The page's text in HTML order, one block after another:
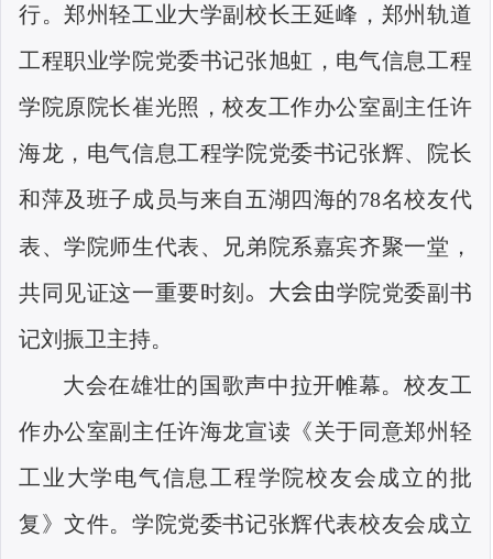
行。郑州轻工业大学副校长王延峰，郑州轨道
工程职业学院党委书记张旭虹，电气信息工程
学院原院长崔光照，校友工作办公室副主任许
海龙，电气信息工程学院党委书记张辉、院长
和萍及班子成员与来自五湖四海的78名校友代
表、学院师生代表、兄弟院系嘉宾齐聚一堂，
共同见证这一重要时刻 。 大会由学院党委副书
记刘振卫主持。
大会在雄壮的国歌声中拉开帷幕。校友工
作办公室副主任许海龙宣读《关于同意郑州轻
工业大学电气信息工程学院校友会成立的批
复》文件。学院党委书记张辉代表校友会成立